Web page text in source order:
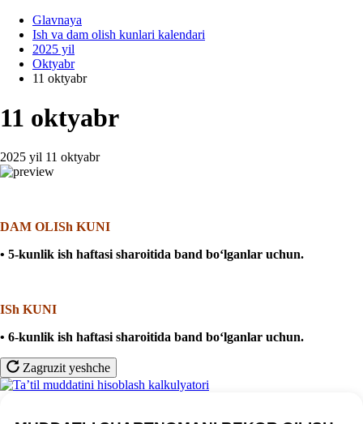
Glavnaya
Ish va dam olish kunlari kalendari
2025 yil
Oktyabr
11 oktyabr
11 oktyabr
2025 yil 11 oktyabr
DAM OLISh KUNI
• 5-kunlik ish haftasi sharoitida band boʻlganlar uchun.
ISh KUNI
• 6-kunlik ish haftasi sharoitida band boʻlganlar uchun.
Zagruzit yeshche